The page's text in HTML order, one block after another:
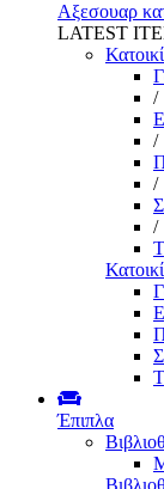
Αξεσουαρ
LATEST
/
/
/
/
Έπιπλα